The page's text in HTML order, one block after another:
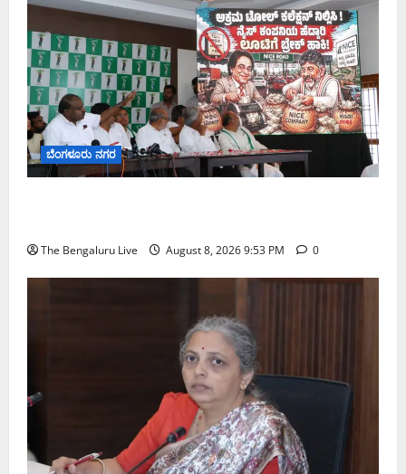
ಬೆಂಗಳೂರು ನಗರ
The Bengaluru Live August 8, 2026 9:53 PM 0